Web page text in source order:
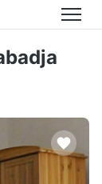
Menü